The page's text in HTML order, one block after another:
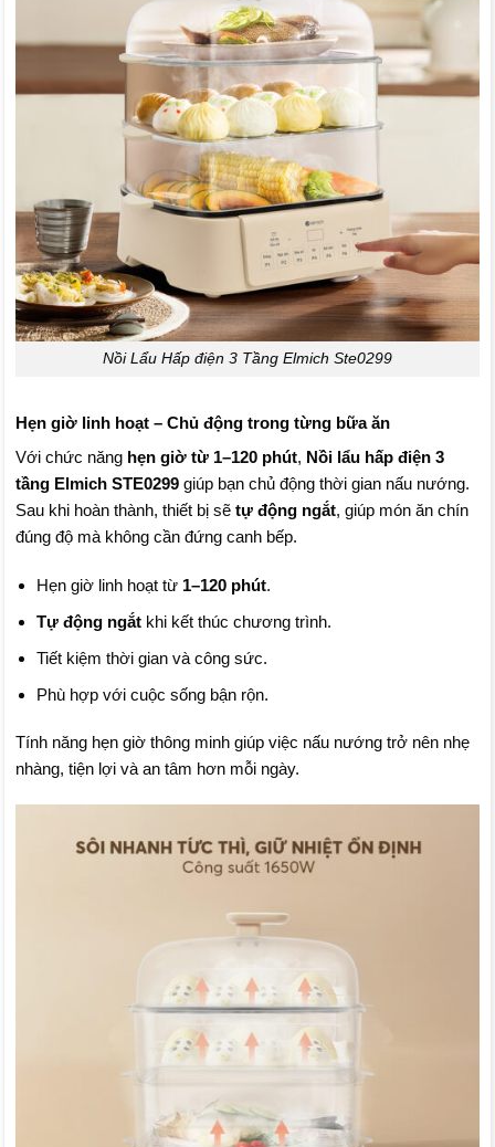
Nồi Lẩu Hấp điện 3 Tầng Elmich Ste0299
Hẹn giờ linh hoạt – Chủ động trong từng bữa ăn
Với chức năng hẹn giờ từ 1–120 phút, Nồi lẩu hấp điện 3
tầng Elmich STE0299giúp bạn chủ động thời gian nấu nướng.
Sau khi hoàn thành, thiết bị sẽ tự động ngắt, giúp món ăn chín
đúng độ mà không cần đứng canh bếp.
Hẹn giờ linh hoạt từ 1–120 phút.
Tự động ngắt khi kết thúc chương trình.
Tiết kiệm thời gian và công sức.
Phù hợp với cuộc sống bận rộn.
Tính năng hẹn giờ thông minh giúp việc nấu nướng trở nên nhẹ
nhàng, tiện lợi và an tâm hơn mỗi ngày.